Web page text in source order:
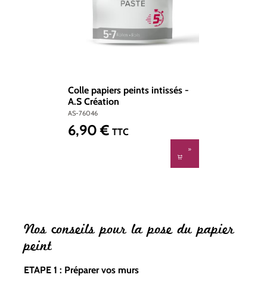
Colle papiers peints intissés -
A.S Création
AS-76046
Prix régulier :
6,90 € TTC
Nos conseils pour la pose du papier
peint
ETAPE 1 : Préparer vos murs